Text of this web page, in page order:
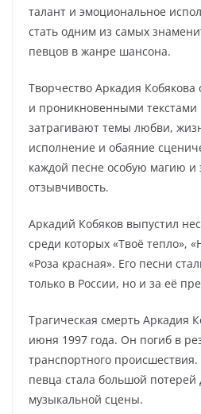
талант и эмоциональное
стать одним из самых
певцов в жанре шансона.
Творчество Аркадия Кобякова
и проникновенными текстами
затрагивают темы любви,
исполнение и обаяние
каждой песне особую магию
отзывчивость.
Аркадий Кобяков выпустил
среди которых «Твоё тепло»,
«Роза красная». Его песни
только в России, но и за её
Трагическая смерть Аркадия
июня 1997 года. Он погиб в
транспортного
певца стала большой потерей
музыкальной сцены.